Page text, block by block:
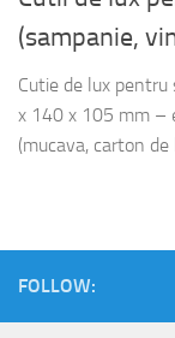
(sampanie,
Cutie de lux
x 140 x 105 mm –
(mucava, carton de
FOLLOW: